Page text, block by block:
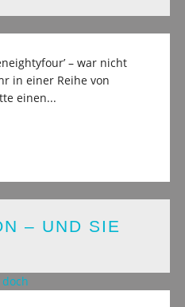
– war nicht
in einer Reihe von
einen...
– UND SIE